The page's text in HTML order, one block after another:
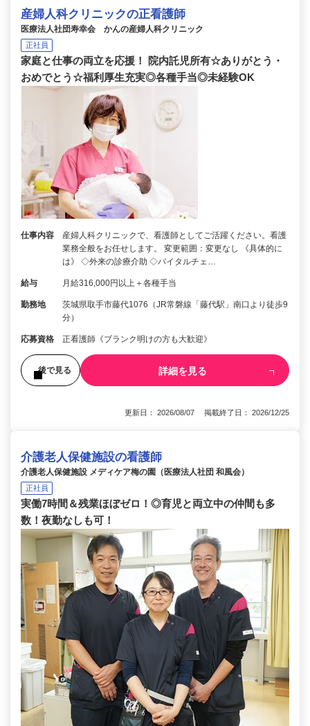
産婦人科クリニックの正看護師
医療法人社団寿幸会 かんの産婦人科クリニック
正社員
家庭と仕事の両立を応援！ 院内託児所有☆ありがとう・
おめでとう☆福利厚生充実◎各種手当◎未経験OK
仕事内容
産婦人科クリニックで、看護師としてご活躍ください。看護
業務全般をお任せします。 変更範囲：変更なし 《具体的に
は》 ◇外来の診療介助 ◇バイタルチェ…
給与 月給316,000円以上＋各種手当
勤務地
茨城県取手市藤代1076（JR常磐線「藤代駅」南口より徒歩9
分）
応募資格 正看護師《ブランク明けの方も大歓迎》
後で見る 詳細を見る
更新日： 2026/08/07 掲載終了日： 2026/12/25
介護老人保健施設の看護師
介護老人保健施設 メディケア梅の園（医療法人社団 和風会）
正社員
実働7時間＆残業ほぼゼロ！◎育児と両立中の仲間も多
数！夜勤なしも可！